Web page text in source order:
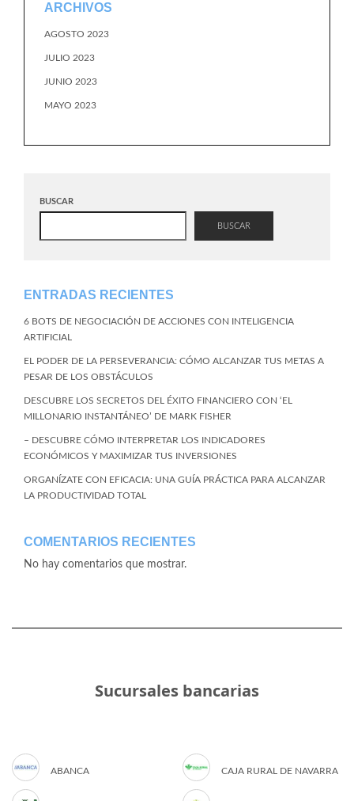
ARCHIVOS
AGOSTO 2023
JULIO 2023
JUNIO 2023
MAYO 2023
BUSCAR
BUSCAR
ENTRADAS RECIENTES
6 BOTS DE NEGOCIACIÓN DE ACCIONES CON INTELIGENCIA
ARTIFICIAL
EL PODER DE LA PERSEVERANCIA: CÓMO ALCANZAR TUS METAS A
PESAR DE LOS OBSTÁCULOS
DESCUBRE LOS SECRETOS DEL ÉXITO FINANCIERO CON ‘EL
MILLONARIO INSTANTÁNEO’ DE MARK FISHER
– DESCUBRE CÓMO INTERPRETAR LOS INDICADORES
ECONÓMICOS Y MAXIMIZAR TUS INVERSIONES
ORGANÍZATE CON EFICACIA: UNA GUÍA PRÁCTICA PARA ALCANZAR
LA PRODUCTIVIDAD TOTAL
COMENTARIOS RECIENTES
No hay comentarios que mostrar.
Sucursales bancarias
ABANCA CAJA RURAL DE NAVARRA